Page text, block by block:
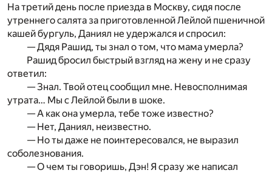
На третий день после приезда в Москву, сидя после
утреннего салята за приготовленной Лейлой пшеничной
кашей бургуль, Даниял не удержался и спросил:
— Дядя Рашид, ты знал о том, что мама умерла?
Рашид бросил быстрый взгляд на жену и не сразу
ответил:
— Знал. Твой отец сообщил мне. Невосполнимая
утрата… Мы с Лейлой были в шоке.
— А как она умерла, тебе тоже известно?
— Нет, Даниял, неизвестно.
— Но ты даже не поинтересовался, не выразил
соболезнования.
— О чем ты говоришь, Дэн! Я сразу же написал